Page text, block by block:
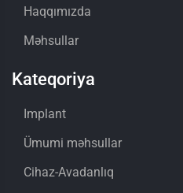
Haqqımızda
Məhsullar
Kateqoriya
Implant
Ümumi məhsullar
Cihaz-Avadanlıq